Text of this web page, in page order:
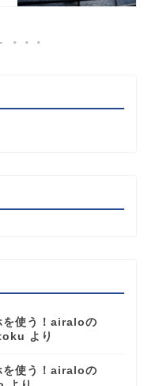
を使う！airaloの
より
を使う！airaloの